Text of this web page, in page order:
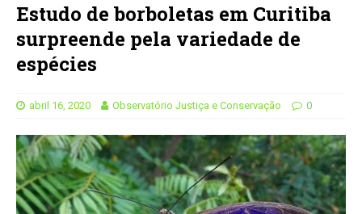
Estudo de borboletas em Curitiba
surpreende pela variedade de
espécies
abril 16, 2020 Observatório Justiça e Conservação 0